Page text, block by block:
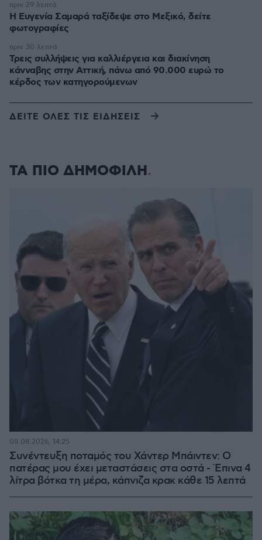
Η Ευγενία Σαμαρά ταξίδεψε στο Μεξικό, δείτε
φωτογραφίες
πριν 29 λεπτά
Τρεις συλλήψεις για καλλιέργεια και διακίνηση
κάνναβης στην Αττική, πάνω από 90.000 ευρώ το
κέρδος των κατηγορούμενων
πριν 30 λεπτά
ΔΕΙΤΕ ΟΛΕΣ ΤΙΣ ΕΙΔΗΣΕΙΣ
ΤΑ ΠΙΟ ΔΗΜΟΦΙΛΗ
Συνέντευξη ποταμός του Χάντερ Μπάιντεν: Ο
πατέρας μου έχει μεταστάσεις στα οστά - Έπινα 4
λίτρα βότκα τη μέρα, κάπνιζα κρακ κάθε 15 λεπτά
08.08.2026, 14:25